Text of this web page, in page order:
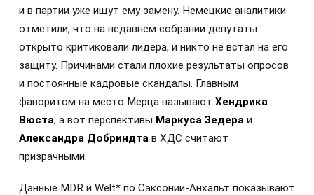
и в партии уже ищут ему замену. Немецкие аналитики
отметили, что на недавнем собрании депутаты
открыто критиковали лидера, и никто не встал на его
защиту. Причинами стали плохие результаты опросов
и постоянные кадровые скандалы. Главным
фаворитом на место Мерца называют Хендрика
Вюста, а вот перспективы Маркуса Зедера и
Александра Добриндта в ХДС считают
призрачными.
Данные MDR и Welt* по Саксонии-Анхальт показывают